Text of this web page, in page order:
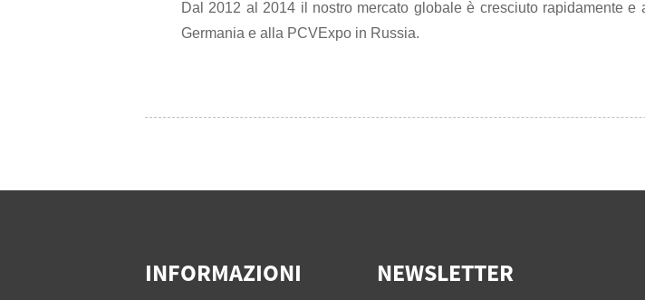
Dal 2012 al 2014 il nostro mercato globale è cresciuto rapidamente
Germania e alla PCVExpo in Russia.
INFORMAZIONI NEWSLETTER